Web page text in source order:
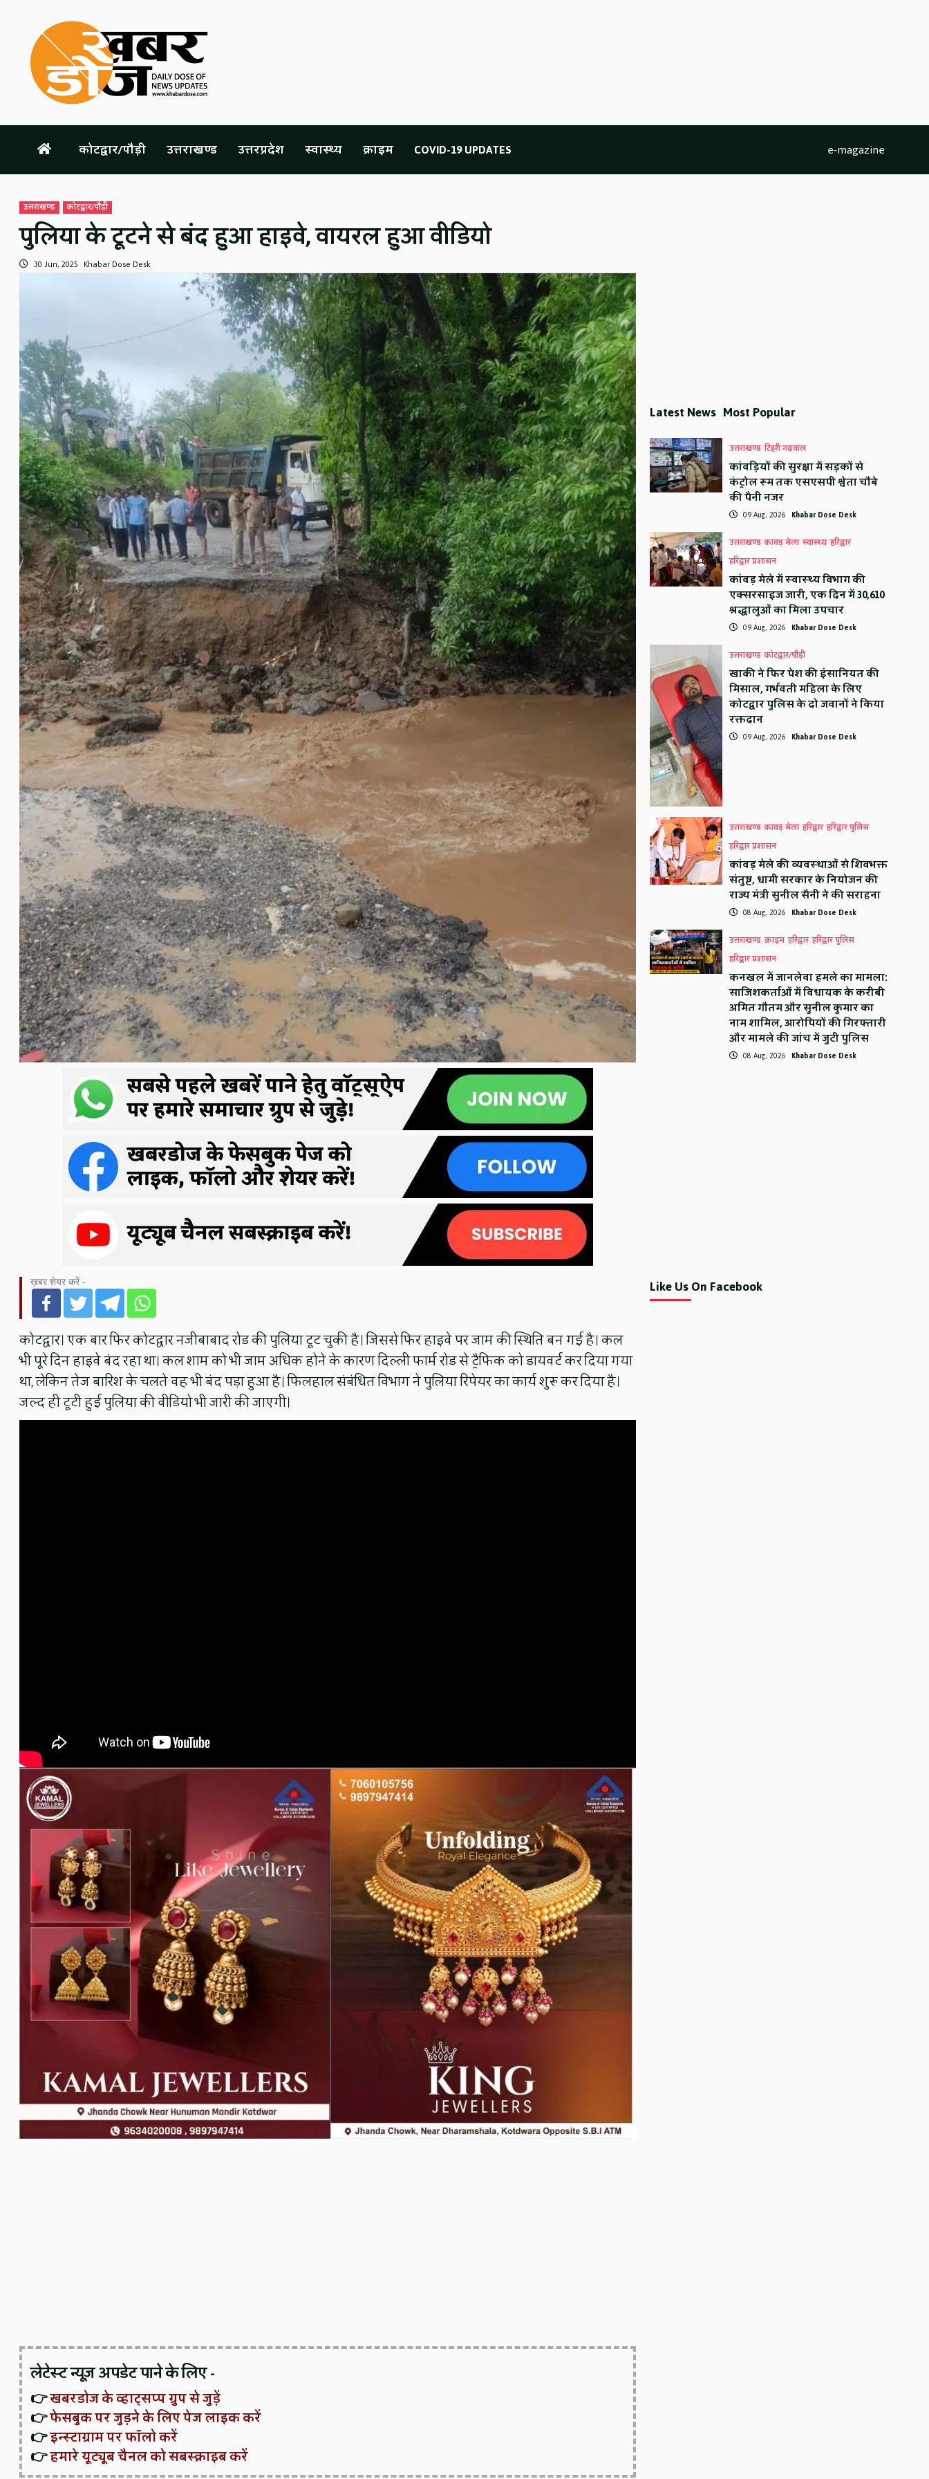
content
कोटद्वार/पौड़ी उत्तराखण्ड उत्तरप्रदेश स्वास्थ्य क्राइम COVID-19 UPDATES e-magazine
उत्तराखण्ड कोटद्वार/पौड़ी
पुलिया के टूटने से बंद हुआ हाइवे, वायरल हुआ वीडियो
30 Jun, 2025 Khabar Dose Desk
ख़बर शेयर करें -
कोटद्वार। एक बार फिर कोटद्वार नजीबाबाद रोड की पुलिया टूट चुकी है। जिससे फिर हाइवे पर जाम की स्थिति बन गई है। कल
भी पूरे दिन हाइवे बंद रहा था। कल शाम को भी जाम अधिक होने के कारण दिल्ली फार्म रोड से ट्रैफिक को डायवर्ट कर दिया गया
था, लेकिन तेज बारिश के चलते वह भी बंद पड़ा हुआ है। फिलहाल संबंधित विभाग ने पुलिया रिपेयर का कार्य शुरू कर दिया है।
जल्द ही टूटी हुई पुलिया की वीडियो भी जारी की जाएगी।
लेटेस्ट न्यूज़ अपडेट पाने के लिए -
👉खबरडोज के व्हाट्सप्प ग्रुप से जुड़ें
👉फेसबुक पर जुड़ने के लिए पेज लाइक करें
👉इन्स्टाग्राम पर फॉलो करें
👉हमारे यूट्यूब चैनल को सबस्क्राइब करें
Latest News Most Popular
उत्तराखण्ड टिहरी गढ़वाल
कांवड़ियों की सुरक्षा में सड़कों से
कंट्रोल रूम तक एसएसपी श्वेता चौबे
की पैनी नजर
09 Aug, 2026 Khabar Dose Desk
उत्तराखण्ड कावड़ मेला स्वास्थ्य हरिद्वार
हरिद्वार प्रशासन
कांवड़ मेले में स्वास्थ्य विभाग की
एक्सरसाइज जारी, एक दिन में 30,610
श्रद्धालुओं का मिला उपचार
09 Aug, 2026 Khabar Dose Desk
उत्तराखण्ड कोटद्वार/पौड़ी
खाकी ने फिर पेश की इंसानियत की
मिसाल, गर्भवती महिला के लिए
कोटद्वार पुलिस के दो जवानों ने किया
रक्तदान
09 Aug, 2026 Khabar Dose Desk
उत्तराखण्ड कावड़ मेला हरिद्वार हरिद्वार पुलिस
हरिद्वार प्रशासन
कांवड़ मेले की व्यवस्थाओं से शिवभक्त
संतुष्ट, धामी सरकार के नियोजन की
राज्य मंत्री सुनील सैनी ने की सराहना
08 Aug, 2026 Khabar Dose Desk
उत्तराखण्ड क्राइम हरिद्वार हरिद्वार पुलिस
हरिद्वार प्रशासन
कनखल में जानलेवा हमले का मामला:
साजिशकर्ताओं में विधायक के करीबी
अमित गौतम और सुनील कुमार का
नाम शामिल, आरोपियों की गिरफ्तारी
और मामले की जांच में जुटी पुलिस
08 Aug, 2026 Khabar Dose Desk
Like Us On Facebook